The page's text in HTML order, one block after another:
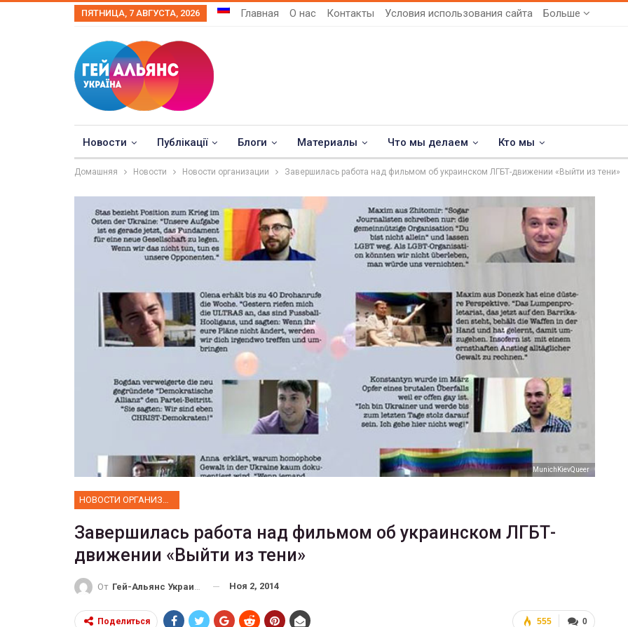
ПЯТНИЦА, 7 АВГУСТА, 2026 Главная О нас Контакты Условия использования сайта Больше
Новости Публікації Блоги Материалы Что мы делаем Кто мы
Домашняя Новости Новости организации Завершилась работа над фильмом об украинском ЛГБТ-движении «Выйти из тени»
MunichKievQueer
НОВОСТИ ОРГАНИЗАЦИИ
Завершилась работа над фильмом об украинском ЛГБТ-
движении «Выйти из тени»
От Гей-Альянс Украина Ноя 2, 2014
0
555
Поделиться
ФОТО
Военнослужащие-трансгендеры
Июл 27, 2017 0
ФОТО
В Берлине отпраздновали
легализацию гей-браков
Июл 2, 2017 0